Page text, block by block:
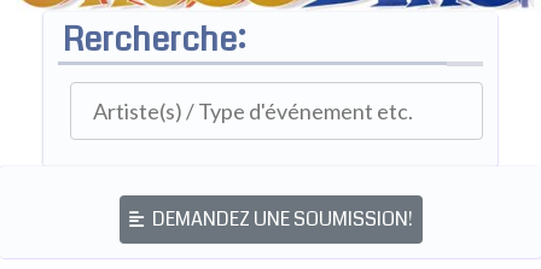
Rercherche:
DEMANDEZ UNE SOUMISSION!